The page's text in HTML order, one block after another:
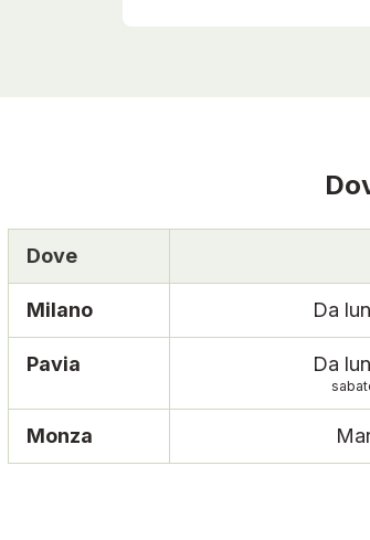
Dove
Milano Da
Pavia Da
Monza